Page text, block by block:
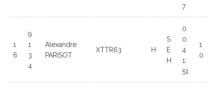
7
1
6
9
1
3
4
Alexandre
PARISOT
XTTR63 H
S
E
H
0
0:
4
1:
51
1
0